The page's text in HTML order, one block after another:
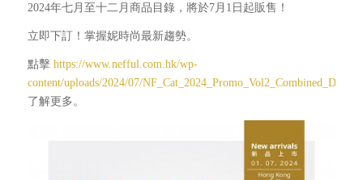
2024年七月至十二月商品目錄，將於7月1日起販售！
立即下訂！掌握妮時尚最新趨勢。
點擊 https://www.nefful.com.hk/wp-
content/uploads/2024/07/
了解更多。